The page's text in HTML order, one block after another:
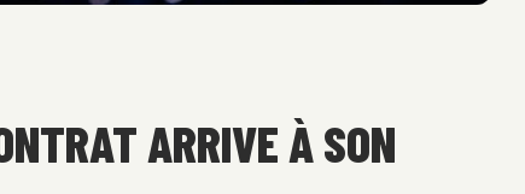
ARRIVE À SON